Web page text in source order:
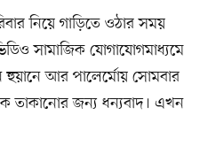
নিয়ে গাড়িতে ওঠার সময়
সামাজিক যোগাযোগমাধ্যমে
হুয়ানে আর পালের্মোয় সোমবার
তাকানোর জন্য ধন্যবাদ। এখন